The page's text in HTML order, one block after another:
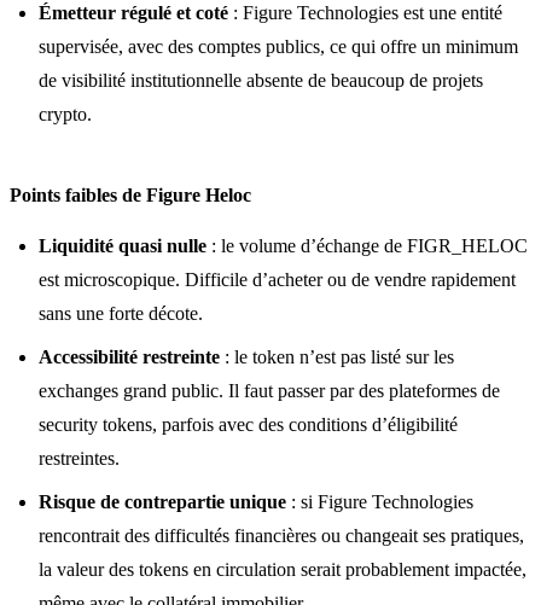
Émetteur régulé et coté : Figure Technologies est une entité
supervisée, avec des comptes publics, ce qui offre un minimum
de visibilité institutionnelle absente de beaucoup de projets
crypto.
Points faibles de Figure Heloc
Liquidité quasi nulle : le volume d’échange de FIGR_HELOC
est microscopique. Difficile d’acheter ou de vendre rapidement
sans une forte décote.
Accessibilité restreinte : le token n’est pas listé sur les
exchanges grand public. Il faut passer par des plateformes de
security tokens, parfois avec des conditions d’éligibilité
restreintes.
Risque de contrepartie unique : si Figure Technologies
rencontrait des difficultés financières ou changeait ses pratiques,
la valeur des tokens en circulation serait probablement impactée,